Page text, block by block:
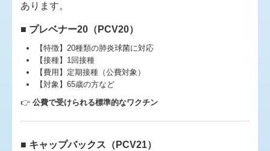
あります。
■ プレベナー20（PCV20）
【特徴】20種類の肺炎球菌に対応
【接種】1回接種
【費用】定期接種（公費対象）
【対象】65歳の方など
👉公費で受けられる標準的なワクチン
■ キャップバックス（PCV21）